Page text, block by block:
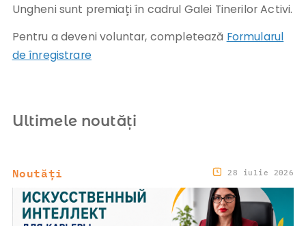
Ungheni sunt premiați în cadrul Galei Tinerilor Activi.
Pentru a deveni voluntar, completează Formularul
de înregistrare
Ultimele noutăți
Noutăți 28 iulie 2026